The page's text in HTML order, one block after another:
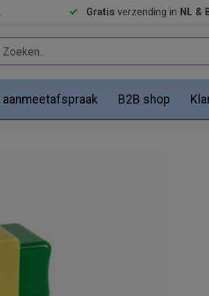
Gratis verzending in NL &
B2B shop